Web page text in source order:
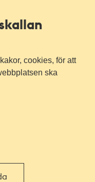
cookies, för att
ska